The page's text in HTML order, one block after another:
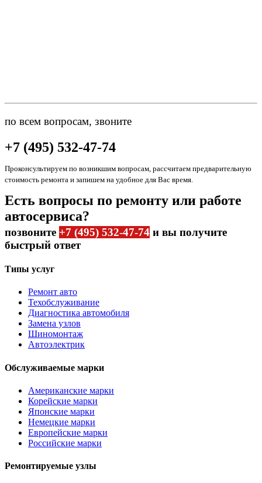
по всем вопросам, звоните
+7 (495) 532-47-74
Проконсультируем по возникшим вопросам, рассчитаем предварительную
стоимость ремонта и запишем на удобное для Вас время.
Есть вопросы по ремонту или работе
автосервиса?
позвоните +7 (495) 532-47-74 и вы получите
быстрый ответ
Типы услуг
Ремонт авто
Техобслуживание
Диагностика автомобиля
Замена узлов
Шиномонтаж
Автоэлектрик
Обслуживаемые марки
Американские марки
Корейские марки
Японские марки
Немецкие марки
Европейские марки
Российские марки
Ремонтируемые узлы